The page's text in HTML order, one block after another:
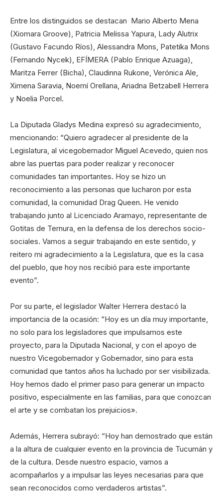
Entre los distinguidos se destacan Mario Alberto Mena
(Xiomara Groove), Patricia Melissa Yapura, Lady Alutrix
(Gustavo Facundo Ríos), Alessandra Mons, Patetika Mons
(Fernando Nycek), EFÍMERA (Pablo Enrique Azuaga),
Maritza Ferrer (Bicha), Claudinna Rukone, Verónica Ale,
Ximena Saravia, Noemí Orellana, Ariadna Betzabell Herrera
y Noelia Porcel.
La Diputada Gladys Medina expresó su agradecimiento,
mencionando: “Quiero agradecer al presidente de la
Legislatura, al vicegobernador Miguel Acevedo, quien nos
abre las puertas para poder realizar y reconocer
comunidades tan importantes. Hoy se hizo un
reconocimiento a las personas que lucharon por esta
comunidad, la comunidad Drag Queen. He venido
trabajando junto al Licenciado Aramayo, representante de
Gotitas de Ternura, en la defensa de los derechos socio-
sociales. Vamos a seguir trabajando en este sentido, y
reitero mi agradecimiento a la Legislatura, que es la casa
del pueblo, que hoy nos recibió para este importante
evento”.
Por su parte, el legislador Walter Herrera destacó la
importancia de la ocasión: “Hoy es un día muy importante,
no solo para los legisladores que impulsamos este
proyecto, para la Diputada Nacional, y con el apoyo de
nuestro Vicegobernador y Gobernador, sino para esta
comunidad que tantos años ha luchado por ser visibilizada.
Hoy hemos dado el primer paso para generar un impacto
positivo, especialmente en las familias, para que conozcan
el arte y se combatan los prejuicios».
Además, Herrera subrayó: “Hoy han demostrado que están
a la altura de cualquier evento en la provincia de Tucumán y
de la cultura. Desde nuestro espacio, vamos a
acompañarlos y a impulsar las leyes necesarias para que
sean reconocidos como verdaderos artistas”.